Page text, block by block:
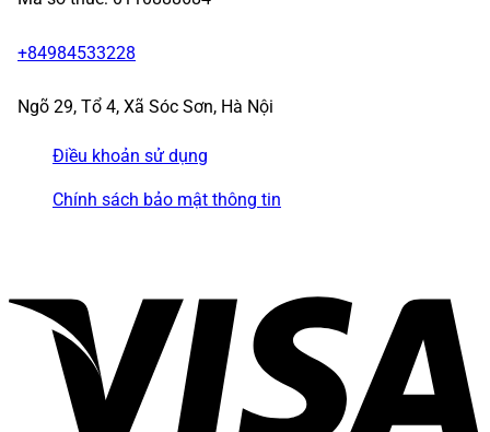
+84984533228
Ngõ 29, Tổ 4, Xã Sóc Sơn, Hà Nội
Điều khoản sử dụng
Chính sách bảo mật thông tin